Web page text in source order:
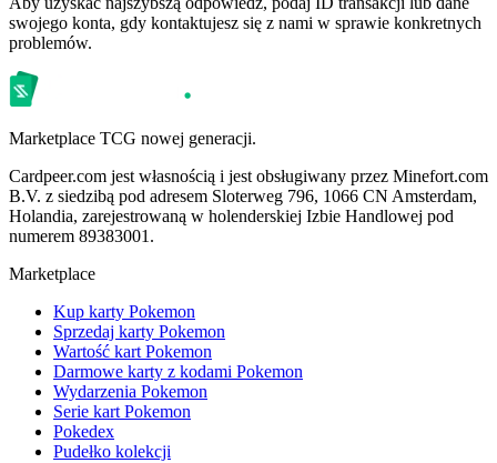
swojego konta, gdy kontaktujesz się z nami w sprawie konkretnych
problemów.
Marketplace TCG nowej generacji.
Cardpeer.com jest własnością i jest obsługiwany przez Minefort.com
B.V. z siedzibą pod adresem Sloterweg 796, 1066 CN Amsterdam,
Holandia, zarejestrowaną w holenderskiej Izbie Handlowej pod
numerem 89383001.
Marketplace
Kup karty Pokemon
Sprzedaj karty Pokemon
Wartość kart Pokemon
Darmowe karty z kodami Pokemon
Wydarzenia Pokemon
Serie kart Pokemon
Pokedex
Pudełko kolekcji